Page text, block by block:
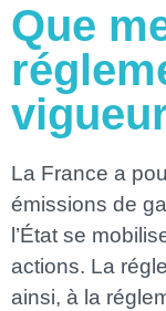
Que
La France a
émissions de
l’État se
actions. La
ainsi, à la